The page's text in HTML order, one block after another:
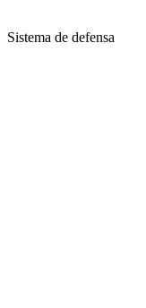
Sistema de defensa